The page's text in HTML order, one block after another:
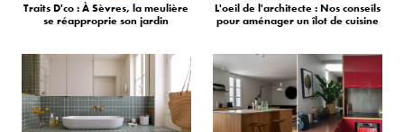
Traits D'co : À Sèvres, la meulière
se réapproprie son jardin
L'oeil de l'architecte : Nos conseils
pour aménager un îlot de cuisine